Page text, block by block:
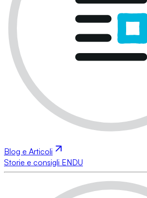
Blog e Articoli
Storie e consigli ENDU